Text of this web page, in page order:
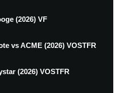
(2026) VF
vs ACME (2026) VOSTFR
(2026) VOSTFR